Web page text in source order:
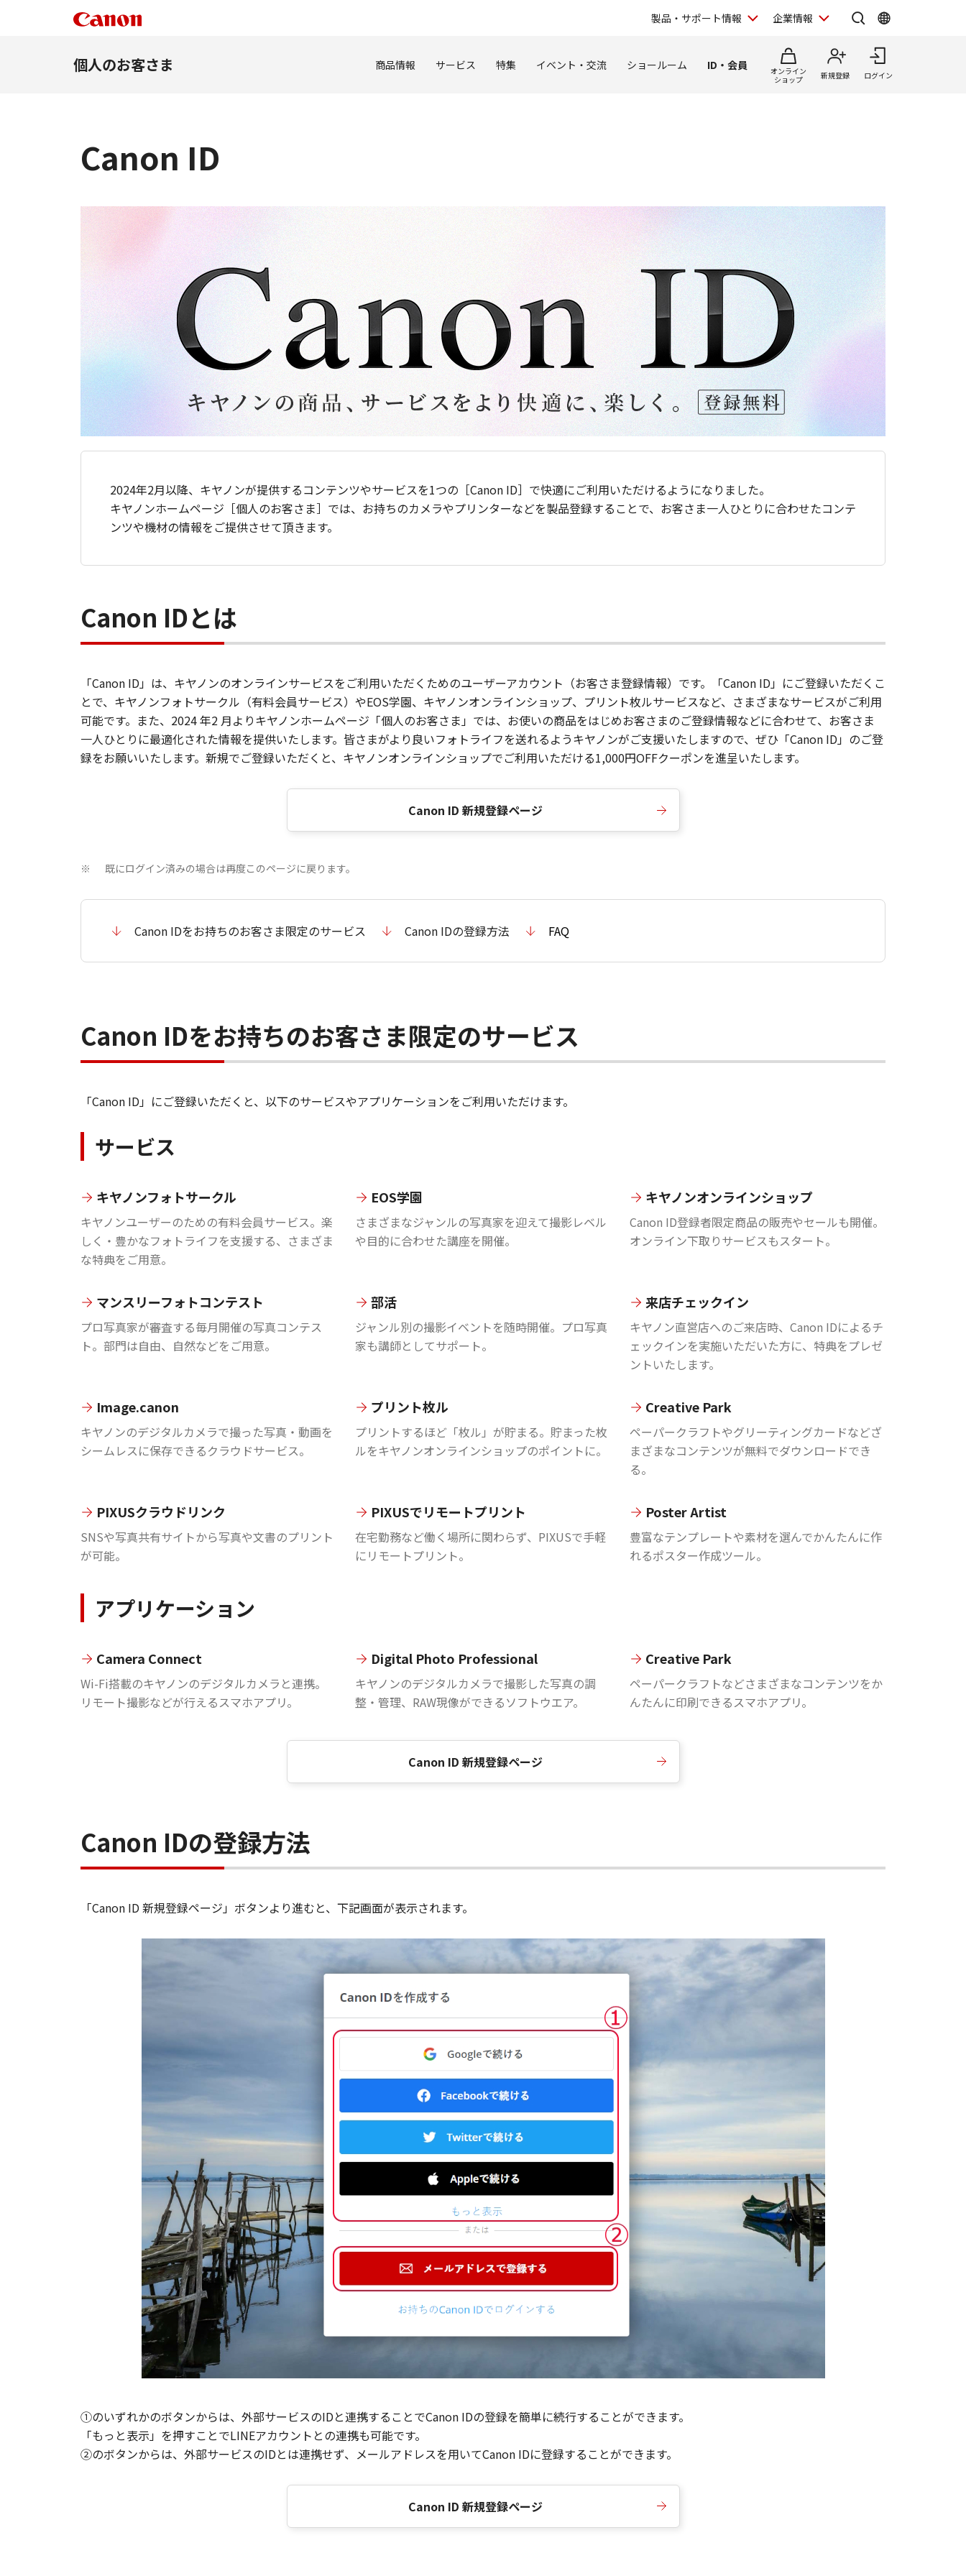
製品・サポート情報 企業情報
個人のお客さま 商品情報 サービス 特集 イベント・交流 ショールーム ID・会員
オンライン
ショップ
新規登録 ログイン
Canon ID
2024年2月以降、キヤノンが提供するコンテンツやサービスを1つの［Canon ID］で快適にご利用いただけるようになりました。
キヤノンホームページ［個人のお客さま］では、お持ちのカメラやプリンターなどを製品登録することで、お客さま一人ひとりに合わせたコンテ
ンツや機材の情報をご提供させて頂きます。
Canon IDとは
「Canon ID」は、キヤノンのオンラインサービスをご利用いただくためのユーザーアカウント（お客さま登録情報）です。「Canon ID」にご登録いただくこ
とで、キヤノンフォトサークル（有料会員サービス）やEOS学園、キヤノンオンラインショップ、プリント枚ルサービスなど、さまざまなサービスがご利用
可能です。また、2024 年2 月よりキヤノンホームページ「個人のお客さま」では、お使いの商品をはじめお客さまのご登録情報などに合わせて、お客さま
一人ひとりに最適化された情報を提供いたします。皆さまがより良いフォトライフを送れるようキヤノンがご支援いたしますので、ぜひ「Canon ID」のご登
録をお願いいたします。新規でご登録いただくと、キヤノンオンラインショップでご利用いただける1,000円OFFクーポンを進呈いたします。
Canon ID 新規登録ページ
※ 既にログイン済みの場合は再度このページに戻ります。
Canon IDをお持ちのお客さま限定のサービス Canon IDの登録方法 FAQ
Canon IDをお持ちのお客さま限定のサービス
「Canon ID」にご登録いただくと、以下のサービスやアプリケーションをご利用いただけます。
サービス
キヤノンフォトサークル
キヤノンユーザーのための有料会員サービス。楽
しく・豊かなフォトライフを支援する、さまざま
な特典をご用意。
EOS学園
さまざまなジャンルの写真家を迎えて撮影レベル
や目的に合わせた講座を開催。
キヤノンオンラインショップ
Canon ID登録者限定商品の販売やセールも開催。
オンライン下取りサービスもスタート。
マンスリーフォトコンテスト
プロ写真家が審査する毎月開催の写真コンテス
ト。部門は自由、自然などをご用意。
部活
ジャンル別の撮影イベントを随時開催。プロ写真
家も講師としてサポート。
来店チェックイン
キヤノン直営店へのご来店時、Canon IDによるチ
ェックインを実施いただいた方に、特典をプレゼ
ントいたします。
Image.canon
キヤノンのデジタルカメラで撮った写真・動画を
シームレスに保存できるクラウドサービス。
プリント枚ル
プリントするほど「枚ル」が貯まる。貯まった枚
ルをキヤノンオンラインショップのポイントに。
Creative Park
ペーパークラフトやグリーティングカードなどざ
まざまなコンテンツが無料でダウンロードでき
る。
PIXUSクラウドリンク
SNSや写真共有サイトから写真や文書のプリント
が可能。
PIXUSでリモートプリント
在宅勤務など働く場所に関わらず、PIXUSで手軽
にリモートプリント。
Poster Artist
豊富なテンプレートや素材を選んでかんたんに作
れるポスター作成ツール。
アプリケーション
Camera Connect
Wi-Fi搭載のキヤノンのデジタルカメラと連携。
リモート撮影などが行えるスマホアプリ。
Digital Photo Professional
キヤノンのデジタルカメラで撮影した写真の調
整・管理、RAW現像ができるソフトウエア。
Creative Park
ペーパークラフトなどさまざまなコンテンツをか
んたんに印刷できるスマホアプリ。
Canon ID 新規登録ページ
Canon IDの登録方法
「Canon ID 新規登録ページ」ボタンより進むと、下記画面が表示されます。
①のいずれかのボタンからは、外部サービスのIDと連携することでCanon IDの登録を簡単に続行することができます。
「もっと表示」を押すことでLINEアカウントとの連携も可能です。
②のボタンからは、外部サービスのIDとは連携せず、メールアドレスを用いてCanon IDに登録することができます。
Canon ID 新規登録ページ